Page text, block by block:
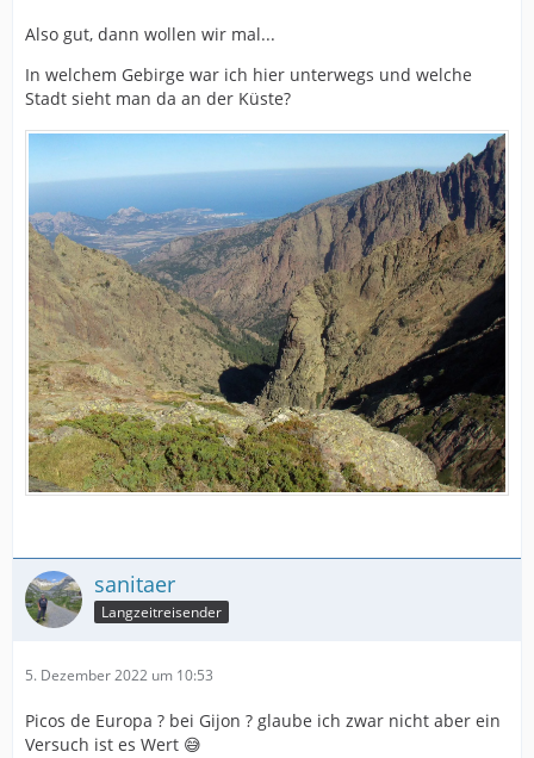
Also gut, dann wollen wir mal...
In welchem Gebirge war ich hier unterwegs und welche
Stadt sieht man da an der Küste?
sanitaer
Langzeitreisender
5. Dezember 2022 um 10:53
Picos de Europa ? bei Gijon ? glaube ich zwar nicht aber ein
Versuch ist es Wert 😅